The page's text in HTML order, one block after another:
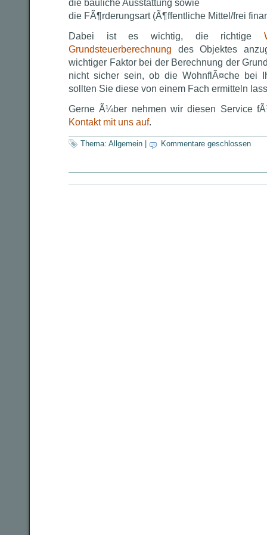
die bauliche Ausstattung sowie
die FÃ¶rderungsart (Ã¶ffentliche Mittel/frei
Dabei ist es wichtig, die richtige
Grundsteuerberechnung des Objektes
wichtiger Faktor bei der Berechnung der
nicht sicher sein, ob die WohnflÃ¤che bei
sollten Sie diese von einem Fach ermitteln
Gerne Ã¼ber nehmen wir diesen Service
Kontakt mit uns auf.
Thema: Allgemein Kommentare geschlossen